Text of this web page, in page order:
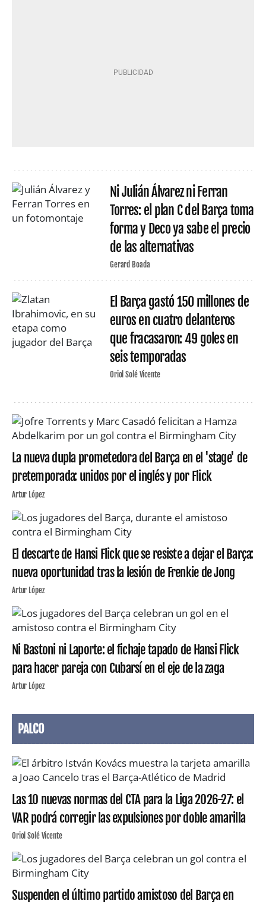
Ni Julián Álvarez ni Ferran
Torres: el plan C del Barça toma
forma y Deco ya sabe el precio
de las alternativas
Gerard Boada
El Barça gastó 150 millones de
euros en cuatro delanteros
que fracasaron: 49 goles en
seis temporadas
Oriol Solé Vicente
La nueva dupla prometedora del Barça en el 'stage' de
pretemporada: unidos por el inglés y por Flick
Artur López
El descarte de Hansi Flick que se resiste a dejar el Barça:
nueva oportunidad tras la lesión de Frenkie de Jong
Artur López
Ni Bastoni ni Laporte: el fichaje tapado de Hansi Flick
para hacer pareja con Cubarsí en el eje de la zaga
Artur López
PALCO
Las 10 nuevas normas del CTA para la Liga 2026-27: el
VAR podrá corregir las expulsiones por doble amarilla
Oriol Solé Vicente
Suspenden el último partido amistoso del Barça en